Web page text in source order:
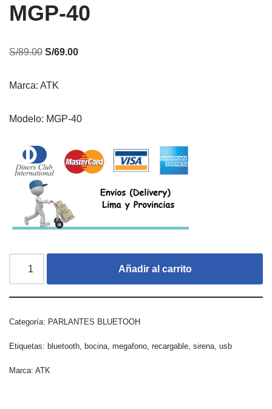
MGP-40
S/89.00 S/69.00
Marca: ATK
Modelo: MGP-40
Añadir al carrito
Categoría: PARLANTES BLUETOOH
Etiquetas: bluetooth, bocina, megafono, recargable, sirena, usb
Marca: ATK